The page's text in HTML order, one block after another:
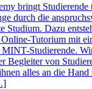
bringt Studierende
durch die
Studium. Dazu
Online-Tutorium mit
Studierende.
Begleiter von
alles an die Hand